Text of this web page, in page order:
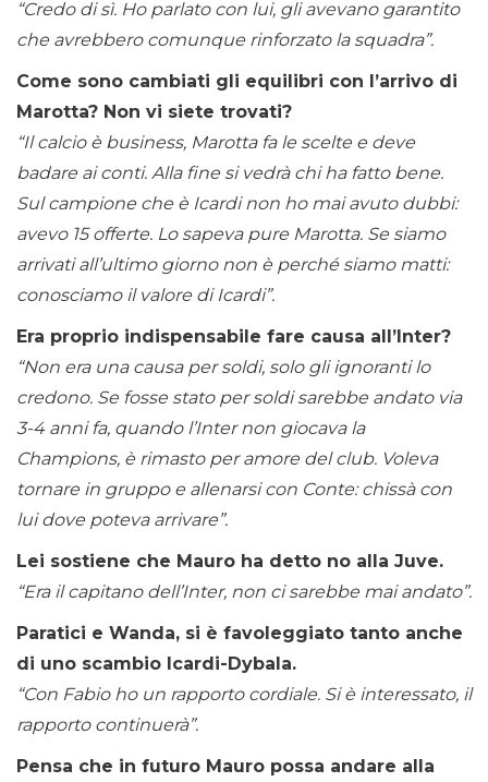
“Credo di sì. Ho parlato con lui, gli avevano garantito
che avrebbero comunque rinforzato la squadra”.
Come sono cambiati gli equilibri con l’arrivo di
Marotta? Non vi siete trovati?
“Il calcio è business, Marotta fa le scelte e deve
badare ai conti. Alla fine si vedrà chi ha fatto bene.
Sul campione che è Icardi non ho mai avuto dubbi:
avevo 15 offerte. Lo sapeva pure Marotta. Se siamo
arrivati all’ultimo giorno non è perché siamo matti:
conosciamo il valore di Icardi”.
Era proprio indispensabile fare causa all’Inter?
“Non era una causa per soldi, solo gli ignoranti lo
credono. Se fosse stato per soldi sarebbe andato via
3-4 anni fa, quando l’Inter non giocava la
Champions, è rimasto per amore del club. Voleva
tornare in gruppo e allenarsi con Conte: chissà con
lui dove poteva arrivare”.
Lei sostiene che Mauro ha detto no alla Juve.
“Era il capitano dell’Inter, non ci sarebbe mai andato”.
Paratici e Wanda, si è favoleggiato tanto anche
di uno scambio Icardi-Dybala.
“Con Fabio ho un rapporto cordiale. Si è interessato, il
rapporto continuerà”.
Pensa che in futuro Mauro possa andare alla